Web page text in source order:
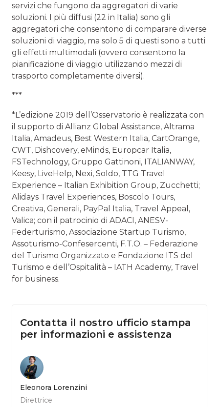
servizi che fungono da aggregatori di varie
soluzioni. I più diffusi (22 in Italia) sono gli
aggregatori che consentono di comparare diverse
soluzioni di viaggio, ma solo 5 di questi sono a tutti
gli effetti multimodali (ovvero consentono la
pianificazione di viaggio utilizzando mezzi di
trasporto completamente diversi).
***
*L’edizione 2019 dell’Osservatorio è realizzata con
il supporto di Allianz Global Assistance, Altrama
Italia, Amadeus, Best Western Italia, CartOrange,
CWT, Dishcovery, eMinds, Europcar Italia,
FSTechnology, Gruppo Gattinoni, ITALIANWAY,
Keesy, LiveHelp, Nexi, Soldo, TTG Travel
Experience – Italian Exhibition Group, Zucchetti;
Alidays Travel Experiences, Boscolo Tours,
Creativa, Generali, PayPal Italia, Travel Appeal,
Valica; con il patrocinio di ADACI, ANESV-
Federturismo, Associazione Startup Turismo,
Assoturismo-Confesercenti, F.T.O. – Federazione
del Turismo Organizzato e Fondazione ITS del
Turismo e dell’Ospitalità – IATH Academy, Travel
for business.
Contatta il nostro ufficio stampa
per informazioni e assistenza
Eleonora Lorenzini
Direttrice